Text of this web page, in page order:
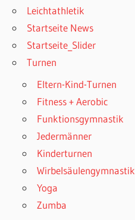
Leichtathletik
Startseite News
Startseite_Slider
Turnen
Eltern-Kind-Turnen
Fitness + Aerobic
Funktionsgymnastik
Jedermänner
Kinderturnen
Wirbelsäulengymnastik
Yoga
Zumba